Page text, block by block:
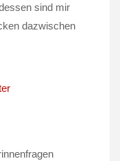
sind mir
dazwischen